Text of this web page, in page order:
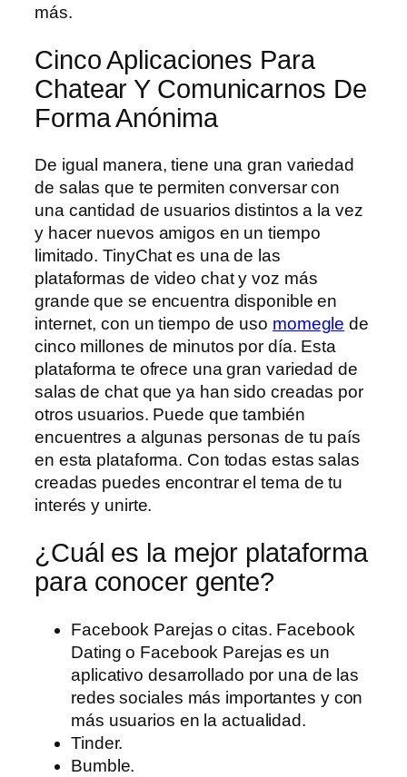
más.
Cinco Aplicaciones Para
Chatear Y Comunicarnos De
Forma Anónima
De igual manera, tiene una gran variedad
de salas que te permiten conversar con
una cantidad de usuarios distintos a la vez
y hacer nuevos amigos en un tiempo
limitado. TinyChat es una de las
plataformas de video chat y voz más
grande que se encuentra disponible en
internet, con un tiempo de uso momegle de
cinco millones de minutos por día. Esta
plataforma te ofrece una gran variedad de
salas de chat que ya han sido creadas por
otros usuarios. Puede que también
encuentres a algunas personas de tu país
en esta plataforma. Con todas estas salas
creadas puedes encontrar el tema de tu
interés y unirte.
¿Cuál es la mejor plataforma
para conocer gente?
Facebook Parejas o citas. Facebook
Dating o Facebook Parejas es un
aplicativo desarrollado por una de las
redes sociales más importantes y con
más usuarios en la actualidad.
Tinder.
Bumble.